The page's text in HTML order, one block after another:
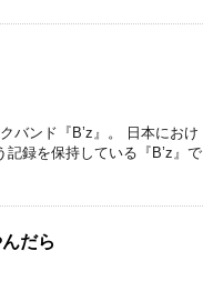
バンド『B’z』。 日本におけ
録を保持している『B’z』で
だら